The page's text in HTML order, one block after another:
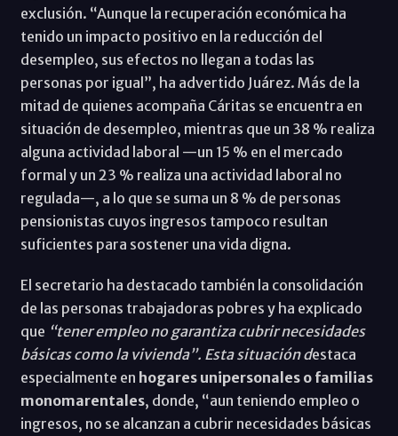
exclusión. “Aunque la recuperación económica ha
tenido un impacto positivo en la reducción del
desempleo, sus efectos no llegan a todas las
personas por igual”, ha advertido Juárez. Más de la
mitad de quienes acompaña Cáritas se encuentra en
situación de desempleo, mientras que un 38 % realiza
alguna actividad laboral —un 15 % en el mercado
formal y un 23 % realiza una actividad laboral no
regulada—, a lo que se suma un 8 % de personas
pensionistas cuyos ingresos tampoco resultan
suficientes para sostener una vida digna.
El secretario ha destacado también la consolidación
de las personas trabajadoras pobres y ha explicado
que “tener empleo no garantiza cubrir necesidades
básicas como la vivienda”. Esta situación destaca
especialmente en hogares unipersonales o familias
monomarentales, donde, “aun teniendo empleo o
ingresos, no se alcanzan a cubrir necesidades básicas